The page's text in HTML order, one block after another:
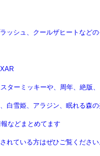
シュ、クールザヒートなど
ターミッキーや、周年、絶版
白雪姫、アラジン、眠れる森
などまとめてます
れている方はぜひご覧ください